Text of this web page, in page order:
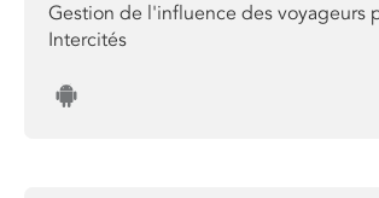
Gestion de l'influence des voyageurs
Intercités